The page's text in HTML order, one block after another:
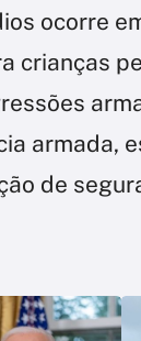
ocorre
crianças
armada,
de